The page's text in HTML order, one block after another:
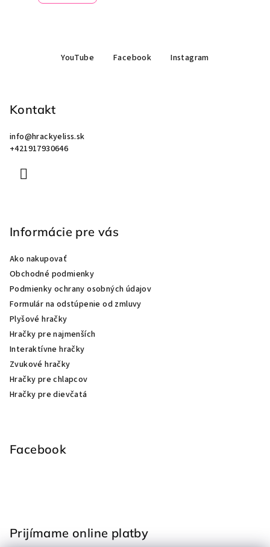
YouTube Facebook Instagram
Kontakt
info@hrackyeliss.sk
+421917930646
Informácie pre vás
Ako nakupovať
Obchodné podmienky
Podmienky ochrany osobných údajov
Formulár na odstúpenie od zmluvy
Plyšové hračky
Hračky pre najmenších
Interaktívne hračky
Zvukové hračky
Hračky pre chlapcov
Hračky pre dievčatá
Facebook
Prijímame online platby